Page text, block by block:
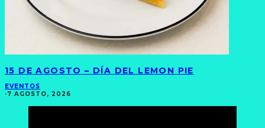
15 DE AGOSTO – DÍA DEL LEMON PIE
EVENTOS
·7 AGOSTO, 2026